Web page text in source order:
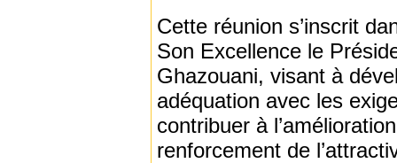
Cette réunion s’inscrit
Son Excellence le
Ghazouani, visant à
adéquation avec les
contribuer à
renforcement de